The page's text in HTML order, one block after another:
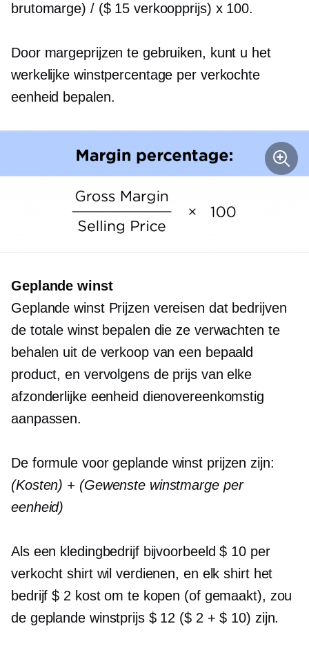
brutomarge) / ($ 15 verkoopprijs) x 100.
Door margeprijzen te gebruiken, kunt u het
werkelijke winstpercentage per verkochte
eenheid bepalen.
Geplande winst
Geplande winstPrijzen vereisen dat bedrijven
de totale winst bepalen die ze verwachten te
behalen uit de verkoop van een bepaald
product, en vervolgens de prijs van elke
afzonderlijke eenheid dienovereenkomstig
aanpassen.
De formule voorgeplande winst prijzen zijn:
(Kosten) + (Gewenste winstmarge per
eenheid)
Als een kledingbedrijf bijvoorbeeld $ 10 per
verkocht shirt wil verdienen, en elk shirt het
bedrijf $ 2 kost om te kopen (of gemaakt), zou
de geplande winstprijs $ 12 ($ 2 + $ 10) zijn.